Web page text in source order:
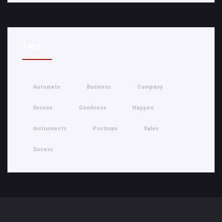
Automate Business Company
Excuse Goodness Happen
Instruments Postman Sales
Sucess